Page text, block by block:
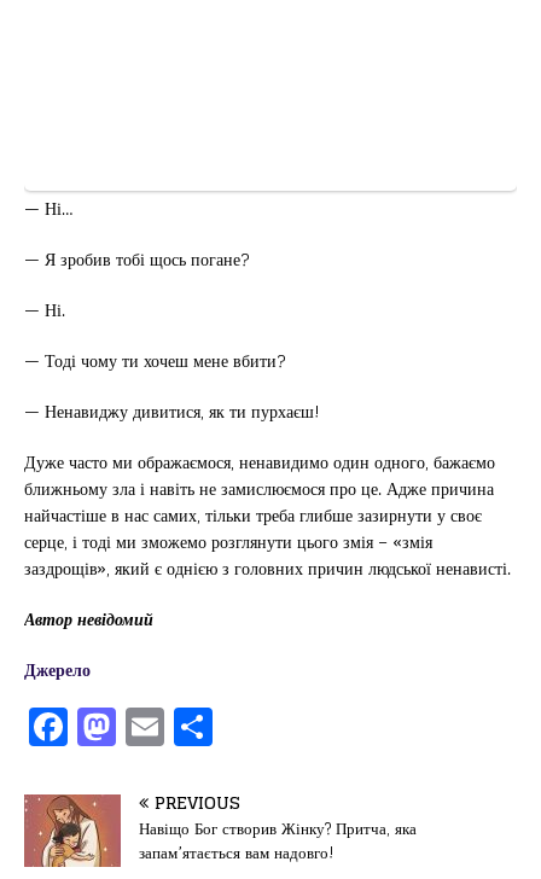
— Ні…
— Я зробив тобі щось погане?
— Ні.
— Тоді чому ти хочеш мене вбити?
— Ненавиджу дивитися, як ти пурхаєш!
Дуже часто ми ображаємося, ненавидимо один одного, бажаємо
ближньому зла і навіть не замислюємося про це. Адже причина
найчастіше в нас самих, тільки треба глибше зазирнути у своє
серце, і тоді ми зможемо розглянути цього змія – «змія
заздрощів», який є однією з головних причин людської ненависті.
Автор невідомий
Джерело
F
a
c
e
M
a
st
o
E
m
ai
l
іл
и
PREVIOUS
Навіщо Бог створив Жінку? Притча, яка
запам’ятається вам надовго!